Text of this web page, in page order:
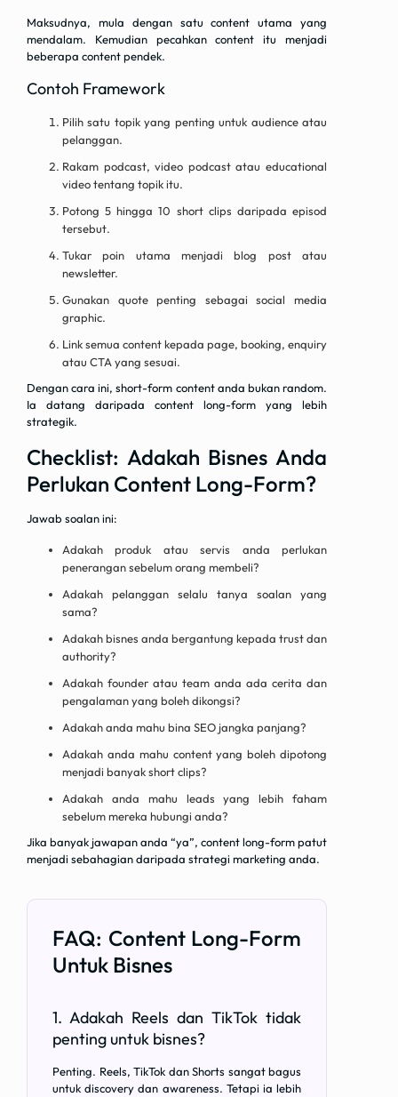
Maksudnya, mula dengan satu content utama yang
mendalam. Kemudian pecahkan content itu menjadi
beberapa content pendek.
Contoh Framework
Pilih satu topik yang penting untuk audience atau
pelanggan.
Rakam podcast, video podcast atau educational
video tentang topik itu.
Potong 5 hingga 10 short clips daripada episod
tersebut.
Tukar poin utama menjadi blog post atau
newsletter.
Gunakan quote penting sebagai social media
graphic.
Link semua content kepada page, booking, enquiry
atau CTA yang sesuai.
Dengan cara ini, short-form content anda bukan random.
Ia datang daripada content long-form yang lebih
strategik.
Checklist: Adakah Bisnes Anda
Perlukan Content Long-Form?
Jawab soalan ini:
Adakah produk atau servis anda perlukan
penerangan sebelum orang membeli?
Adakah pelanggan selalu tanya soalan yang
sama?
Adakah bisnes anda bergantung kepada trust dan
authority?
Adakah founder atau team anda ada cerita dan
pengalaman yang boleh dikongsi?
Adakah anda mahu bina SEO jangka panjang?
Adakah anda mahu content yang boleh dipotong
menjadi banyak short clips?
Adakah anda mahu leads yang lebih faham
sebelum mereka hubungi anda?
Jika banyak jawapan anda “ya”, content long-form patut
menjadi sebahagian daripada strategi marketing anda.
FAQ: Content Long-Form
Untuk Bisnes
1. Adakah Reels dan TikTok tidak
penting untuk bisnes?
Penting. Reels, TikTok dan Shorts sangat bagus
untuk discovery dan awareness. Tetapi ia lebih